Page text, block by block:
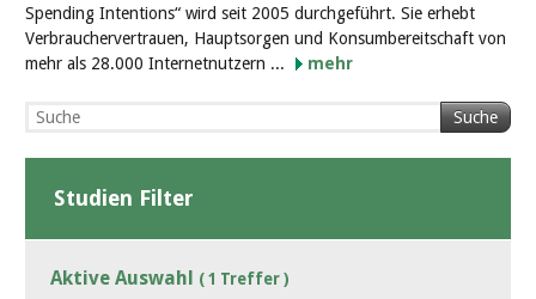
Spending Intentions“ wird seit 2005 durchgeführt. Sie erhebt
Verbrauchervertrauen, Hauptsorgen und Konsumbereitschaft von
mehr als 28.000 Internetnutzern ...
mehr
Suche
Studien Filter
Aktive Auswahl ( 1 Treffer )